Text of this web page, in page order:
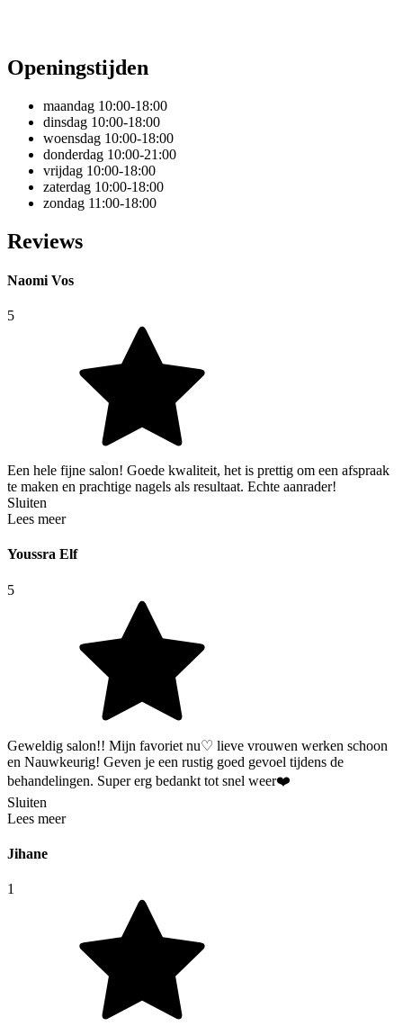
Openingstijden
maandag 10:00-18:00
dinsdag 10:00-18:00
woensdag 10:00-18:00
donderdag 10:00-21:00
vrijdag 10:00-18:00
zaterdag 10:00-18:00
zondag 11:00-18:00
Reviews
Naomi Vos
5
Een hele fijne salon! Goede kwaliteit, het is prettig om een afspraak
te maken en prachtige nagels als resultaat. Echte aanrader!
Sluiten
Lees meer
Youssra Elf
5
Geweldig salon!! Mijn favoriet nu♡ lieve vrouwen werken schoon
en Nauwkeurig! Geven je een rustig goed gevoel tijdens de
behandelingen. Super erg bedankt tot snel weer❤️
Sluiten
Lees meer
Jihane
1